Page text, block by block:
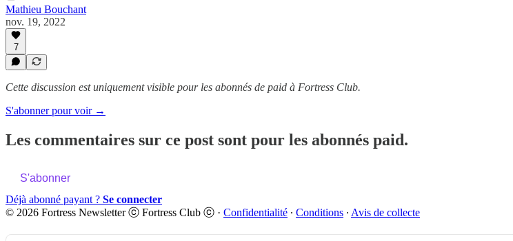
Mathieu Bouchant
nov. 19, 2022
7
Cette discussion est uniquement visible pour les abonnés de paid à Fortress Club.
S'abonner pour voir →
Les commentaires sur ce post sont pour les abonnés paid.
S'abonner
Déjà abonné payant ? Se connecter
© 2026 Fortress Newsletter ⓒ Fortress Club ⓒ · Confidentialité ∙ Conditions ∙ Avis de collecte